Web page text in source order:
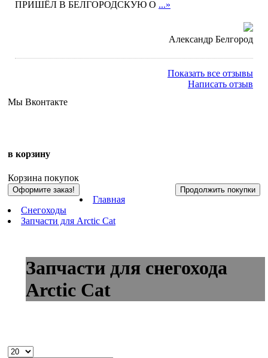
ПРИШЁЛ В БЕЛГОРОДСКУЮ О ...»
Александр Белгород
Показать все отзывы
Написать отзыв
Мы Вконтакте
в корзину
Корзина покупок
Оформите заказ! Продолжить покупки
Главная
Снегоходы
Запчасти для Arctic Cat
Запчасти для снегохода
Arctic Cat